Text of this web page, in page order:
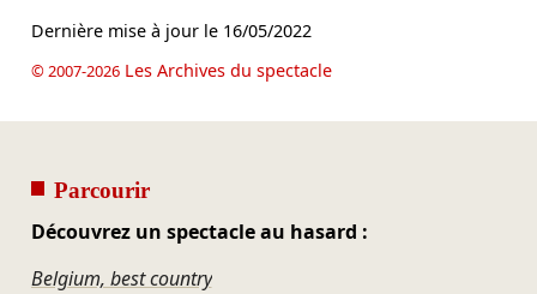
Dernière mise à jour le 16/05/2022
© 2007-2026Les Archives du spectacle
Parcourir
Découvrez un spectacle au hasard :
Belgium, best country